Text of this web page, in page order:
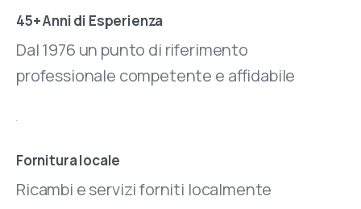
45+ Anni di Esperienza
Dal 1976 un punto di riferimento
professionale competente e affidabile
Fornitura locale
Ricambi e servizi forniti localmente